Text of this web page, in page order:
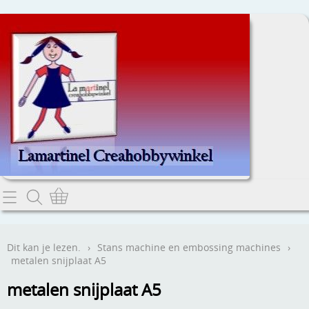
Home
Contact
Webwinkel
Dit kan je lezen. › Stans machine en embossing machines
›
metalen snijplaat A5
metalen snijplaat A5